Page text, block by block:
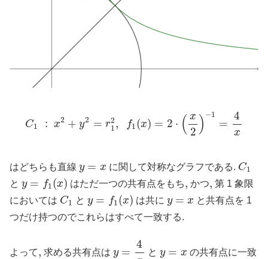
C1 : x2 + y2 = r2
1, f1(x) = 2 ⋅ ( x
2 ) −1
=
4
x
2 )− 1 4
はどちらも直線 y = x
y =x に関して対称なグラフである. C1
C1
と y = f1(x)
(x ) はただ一つの共有点をもち,, かつ,, 第 1 象限
においては C1
C1 と y = f1(x)
(x ) は共に y = x
y=x
と共有点を 1
つだけ持つのでこれらはすべて一致する.
よって,, 求める共有点は y =
4
と y = x
y=x の共有点に一致